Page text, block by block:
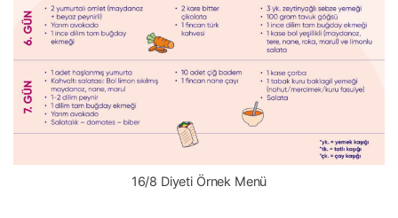
16/8 Diyeti Örnek Menü